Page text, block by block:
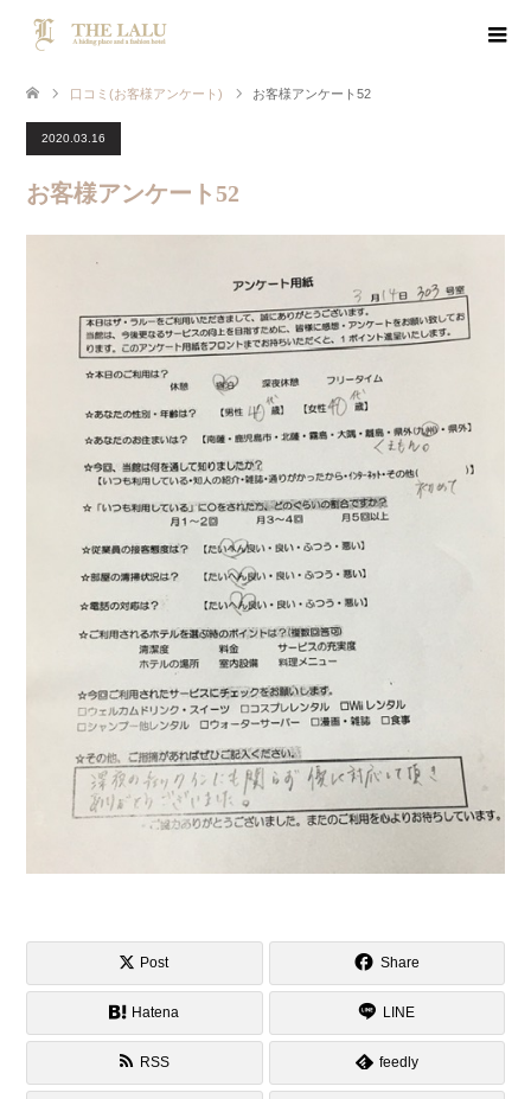
口コミ(お客様アンケート) お客様アンケート52
2020.03.16
お客様アンケート52
Post Share
Hatena LINE
RSS feedly